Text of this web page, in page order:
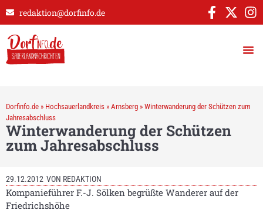
redaktion@dorfinfo.de
Dorfinfo.de » Hochsauerlandkreis » Arnsberg » Winterwanderung der Schützen zum
Jahresabschluss
Winterwanderung der Schützen
zum Jahresabschluss
29.12.2012 VON REDAKTION
Kompanieführer F.-J. Sölken begrüßte Wanderer auf der
Friedrichshöhe